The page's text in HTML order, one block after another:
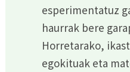
esperimentatuz
haurrak bere
Horretarako,
egokituak eta